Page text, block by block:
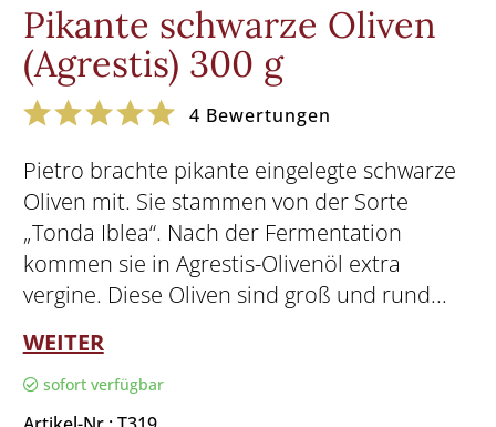
Pikante schwarze Oliven
(Agrestis) 300 g
4 Bewertungen
Pietro brachte pikante eingelegte schwarze
Oliven mit. Sie stammen von der Sorte
„Tonda Iblea“. Nach der Fermentation
kommen sie in Agrestis-Olivenöl extra
vergine. Diese Oliven sind groß und rund...
WEITER
sofort verfügbar